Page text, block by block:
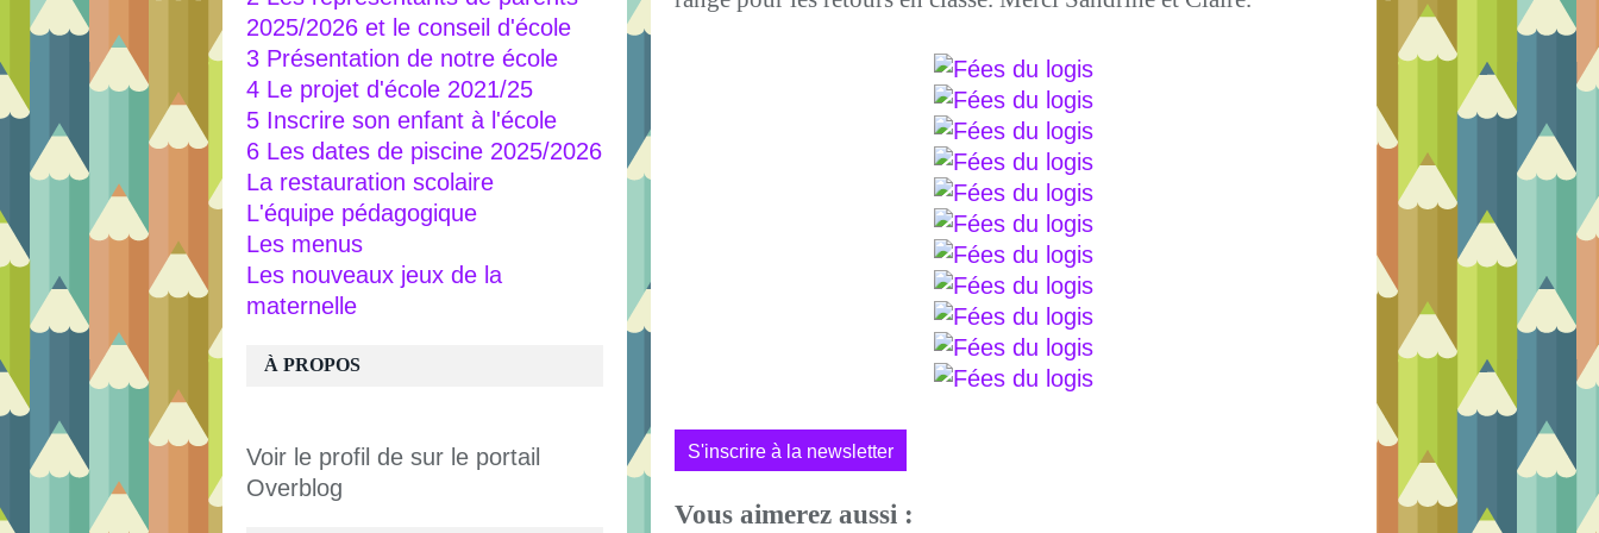
S'inscrire à la newsletter
Vous aimerez aussi :
À PROPOS
Voir le profil de sur le portail
Overblog
2025/2026 et le conseil d'école
3 Présentation de notre école
4 Le projet d'école 2021/25
5 Inscrire son enfant à l'école
6 Les dates de piscine 2025/2026
La restauration scolaire
L'équipe pédagogique
Les menus
Les nouveaux jeux de la
maternelle